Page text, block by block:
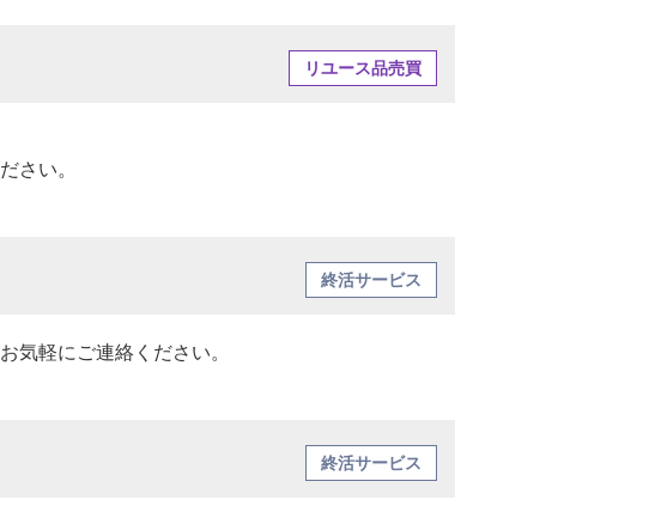
リユース品売買
さい。
終活サービス
気軽にご連絡ください。
終活サービス